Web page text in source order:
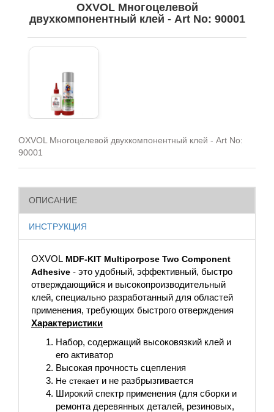
OXVOL Многоцелевой
двухкомпонентный клей - Art No: 90001
OXVOL Многоцелевой двухкомпонентный клей - Art No:
90001
ОПИСАНИЕ
ИНСТРУКЦИЯ
OXVOL MDF-KIT Multiporpose Two Component
Adhesive - это удобный, эффективный, быстро
отверждающийся и высокопроизводительный
клей, специально разработанный для областей
применения, требующих быстрого отверждения
Характеристики
Набор, содержащий высоковязкий клей и
его активатор
Высокая прочность сцепления
Не стекаети не разбрызгивается
Широкий спектр применения (для сборки и
ремонта деревянных деталей, резиновых,